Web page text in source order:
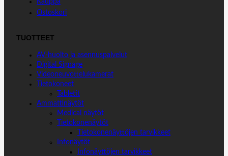
Kauppa
Ostoskori
TUOTTEET
AV-huolto ja asennuspalvelut
Digital Signage
Videoneuvottelukamerat
Tietokoneet
Tabletit
Ammattinäytöt
Medical näytöt
Tietokonenäytöt
Tietokonenäyttöjen tarvikkeet
Infonäytöt
Infonäyttöjen tarvikkeet